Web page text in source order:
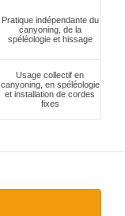
Pratique indépendante du
canyoning, de la
spéléologie et hissage
Usage collectif en
canyoning, en spéléologie
et installation de cordes
fixes